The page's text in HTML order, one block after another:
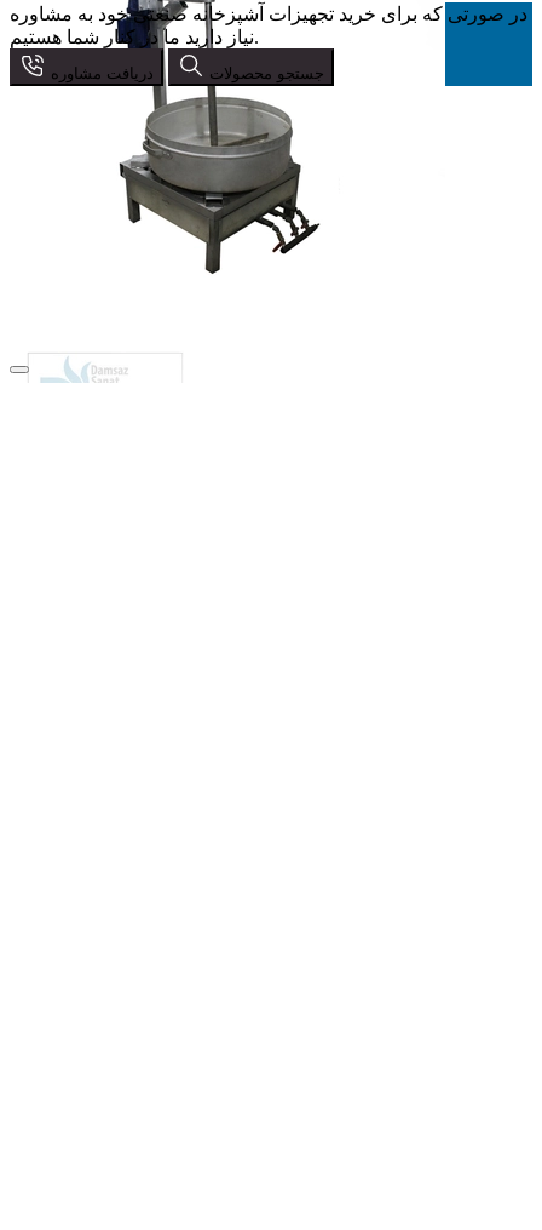
در صورتی که برای خرید تجهیزات آشپزخانه صنعتی خود به مشاوره
نیاز دارید ما در کنار شما هستیم.
دریافت مشاوره جستجو محصولات